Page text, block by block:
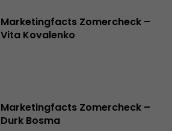
Marketingfacts Zomercheck –
Vita Kovalenko
Marketingfacts Zomercheck –
Durk Bosma